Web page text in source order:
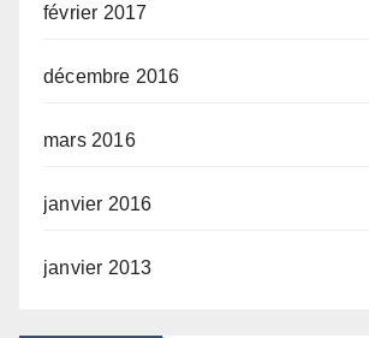
février 2017
décembre 2016
mars 2016
janvier 2016
janvier 2013